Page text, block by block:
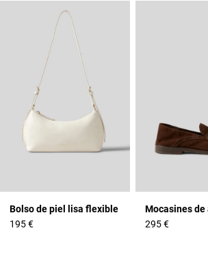
Bolso de piel lisa flexible
195 €
295 €